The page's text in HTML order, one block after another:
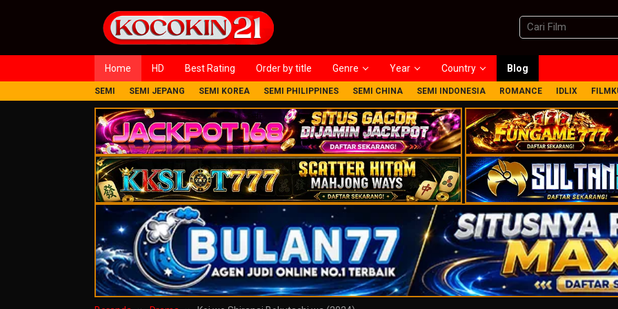
Home HD Best Rating Order by title Genre Year Country Blog
SEMI SEMI JEPANG SEMI KOREA SEMI PHILIPPINES SEMI CHINA SEMI INDONESIA ROMANCE IDLIX